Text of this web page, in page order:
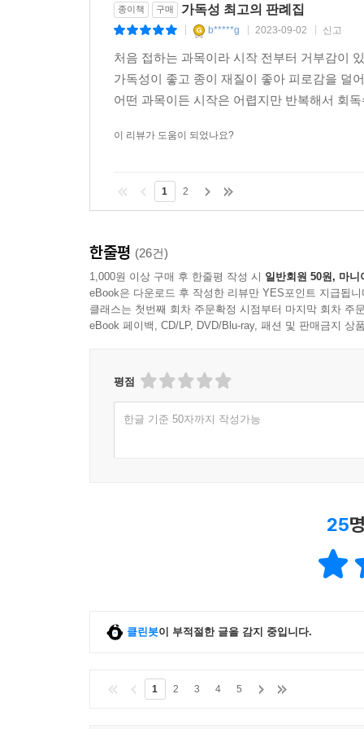
종이책 구매 가독성 최고의 판례집
b*****g 2023-09-02 신고
처음 접하는 과목이라 시작 전부터 거부감이
가독성이 좋고 종이 재질이 좋아 피로감을 덜
어떤 과목이든 시작은 어렵지만 반복해서 회
이 리뷰가 도움이 되었나요?
1 2
한줄평 (26건)
1,000원 이상 구매 후 한줄평 작성 시 일반회원 50원, 마니
eBook은 다운로드 후 작성한 리뷰만 YES포인트 지급됩니
클래스는 첫번째 회차 주문확정 시점부터 마지막 회차 주
eBook 페이백, CD/LP, DVD/Blu-ray, 패션 및 판매금지 상
평점
한글 기준 50자까지 작성가능
25
클린봇이 부적절한 글을 감지 중입니다.
1 2 3 4 5